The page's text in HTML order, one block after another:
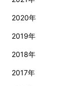
2020年
2019年
2018年
2017年